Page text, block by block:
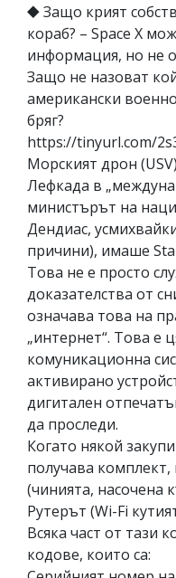
⯁ Защо крият
кораб? – Space X
информация, но не
Защо не назоват
американски
бряг?
https://tinyurl.com/
Морският дрон
Лефкада в
министърът на
Дендиас,
причини), имаше
Това не е просто
доказателства от
означава това на
„интернет“. Това е
комуникационна
активирано
дигитален
да проследи.
Когато някой
получава
(чинията, насочена
Рутерът (Wi-Fi
Всяка част от тази
кодове, които са: